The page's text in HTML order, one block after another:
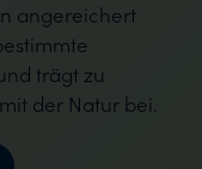
angereichert
trägt zu
der Natur bei.